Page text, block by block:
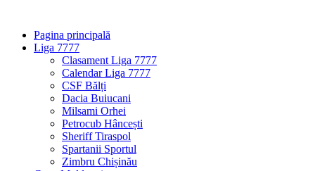
Pagina principală
Liga 7777
Clasament Liga 7777
Calendar Liga 7777
CSF Bălți
Dacia Buiucani
Milsami Orhei
Petrocub Hâncești
Sheriff Tiraspol
Spartanii Sportul
Zimbru Chișinău